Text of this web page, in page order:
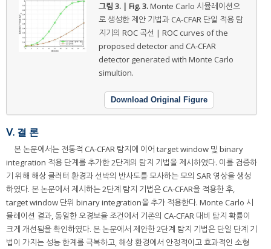
그림 3. | Fig. 3.Monte Carlo 시뮬레이션으
로 생성한 제안 기법과 CA-CFAR 단일 적용 탐
지기의 ROC 곡선 | ROC curves of the
proposed detector and CA-CFAR
detector generated with Monte Carlo
simultion.
Download Original Figure
Ⅴ. 결 론
본 논문에서는 전통적 CA-CFAR 탐지에 이어 target window 및 binary
integration 적용 단계를 추가한 2단계의 탐지 기법을 제시하였다. 이를 검증하
기 위해 해상 클러터 환경과 선박의 반사도를 모사하는 모의 SAR 영상을 생성
하였다. 본 논문에서 제시하는 2단계 탐지 기법은 CA-CFAR을 적용한 후,
target window 단위 binary integration을 추가 적용한다. Monte Carlo 시
뮬레이션 결과, 동일한 오경보율 조건에서 기존의 CA-CFAR 대비 탐지 확률이
크게 개선됨을 확인하였다. 본 논문에서 제안한 2단계 탐지 기법은 단일 단계 기
법이 가지는 성능 한계를 극복하고, 해상 환경에서 안정적이고 효과적인 소형